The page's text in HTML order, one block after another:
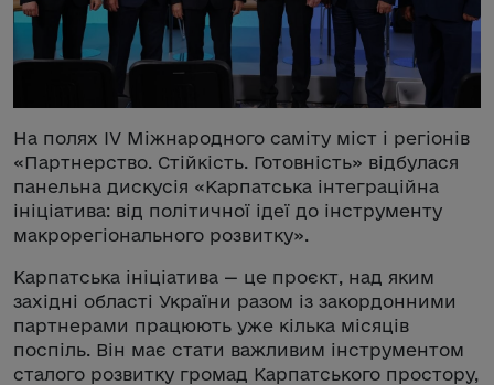
На полях IV Міжнародного саміту міст і регіонів
«Партнерство. Стійкість. Готовність» відбулася
панельна дискусія «Карпатська інтеграційна
ініціатива: від політичної ідеї до інструменту
макрорегіонального розвитку».
Карпатська ініціатива — це проєкт, над яким
західні області України разом із закордонними
партнерами працюють уже кілька місяців
поспіль. Він має стати важливим інструментом
сталого розвитку громад Карпатського простору,